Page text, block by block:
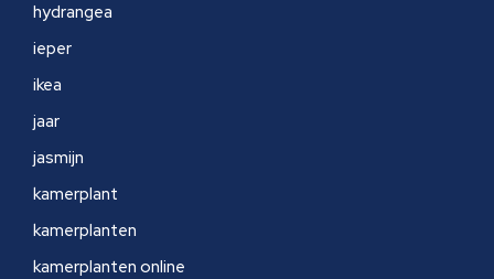
hydrangea
ieper
ikea
jaar
jasmijn
kamerplant
kamerplanten
kamerplanten online